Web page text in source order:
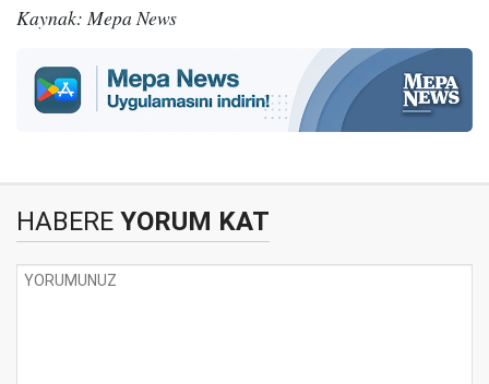
Kaynak: Mepa News
HABERE YORUM KAT